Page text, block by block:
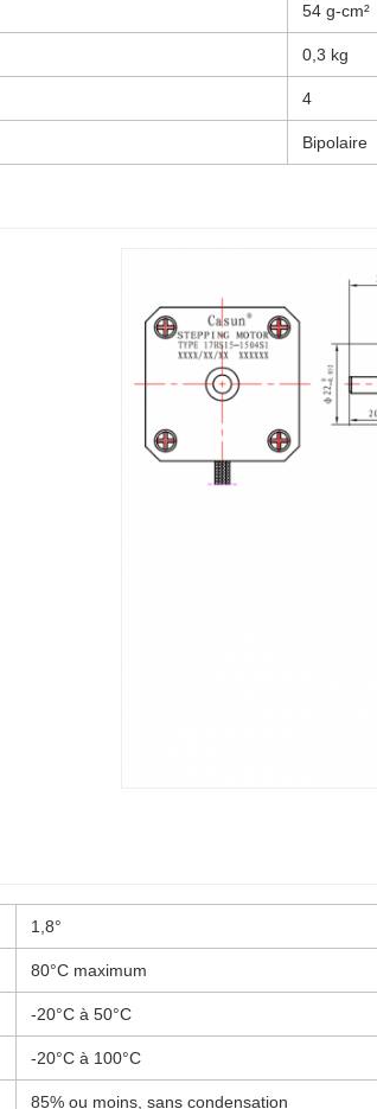
54 g-cm²
0,3 kg
4
Bipolaire
1,8°
80°C maximum
-20°C à 50°C
-20°C à 100°C
85% ou moins, sans condensation